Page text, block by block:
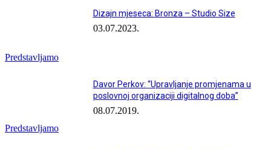
Predstavljamo
Dizajn mjeseca: Bronza – Studio Size
03.07.2023.
Predstavljamo
Davor Perkov: “Upravljanje promjenama u
poslovnoj organizaciji digitalnog doba”
08.07.2019.